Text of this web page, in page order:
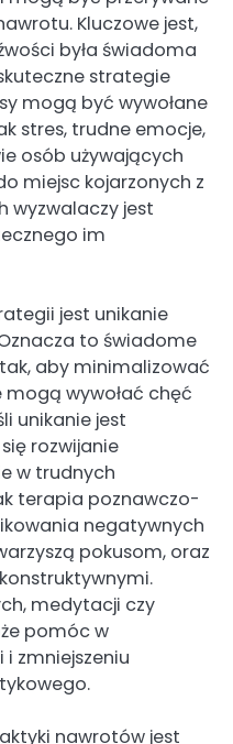
Kluczowe jest,
była świadoma
strategie
mogą być wywołane
stres, trudne emocje,
osób używających
miejsc kojarzonych z
wyzwalaczy jest
im
jest unikanie
to świadome
aby minimalizować
wywołać chęć
unikanie jest
rozwijanie
w trudnych
terapia poznawczo-
negatywnych
pokusom, oraz
medytacji czy
pomóc w
zmniejszeniu
nawrotów jest